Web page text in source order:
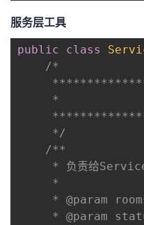
服务层工具
public class
/*
*
     */
/**
* 负责给Service
     *
* @param
* @param